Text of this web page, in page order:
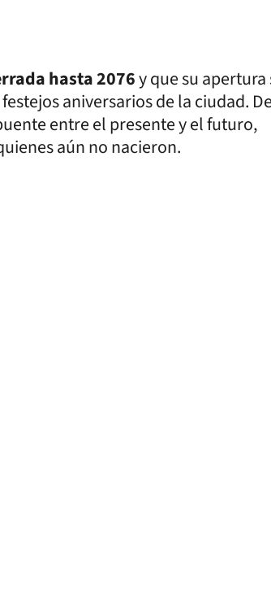
hasta 2076y que su apertura
aniversarios de la ciudad. De
entre el presente y el futuro,
aún no nacieron.